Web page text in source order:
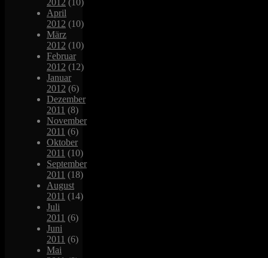
April
2012 (10)
März
2012 (10)
Februar
2012 (12)
Januar
2012 (6)
Dezember
2011 (8)
November
2011 (6)
Oktober
2011 (10)
September
2011 (18)
August
2011 (14)
Juli
2011 (6)
Juni
2011 (6)
Mai